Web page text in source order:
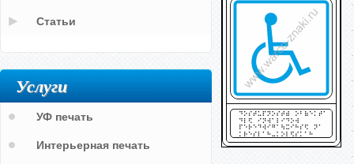
Статьи
Услуги
УФ печать
Интерьерная печать